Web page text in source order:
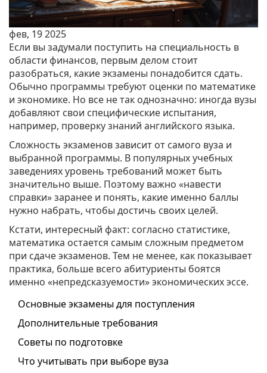
фев, 19 2025
Если вы задумали поступить на специальность в
области финансов, первым делом стоит
разобраться, какие экзамены понадобится сдать.
Обычно программы требуют оценки по математике
и экономике. Но все не так однозначно: иногда вузы
добавляют свои специфические испытания,
например, проверку знаний английского языка.
Сложность экзаменов зависит от самого вуза и
выбранной программы. В популярных учебных
заведениях уровень требований может быть
значительно выше. Поэтому важно «навести
справки» заранее и понять, какие именно баллы
нужно набрать, чтобы достичь своих целей.
Кстати, интересный факт: согласно статистике,
математика остается самым сложным предметом
при сдаче экзаменов. Тем не менее, как показывает
практика, больше всего абитуриенты боятся
именно «непредсказуемости» экономических эссе.
Основные экзамены для поступления
Дополнительные требования
Советы по подготовке
Что учитывать при выборе вуза